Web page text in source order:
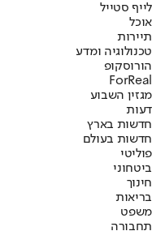
לייף סטייל
אוכל
תיירות
טכנולוגיה ומדע
הורוסקופ
ForReal
מגזין השבוע
דעות
חדשות בארץ
חדשות בעולם
פוליטי
ביטחוני
חינוך
בריאות
משפט
תחבורה